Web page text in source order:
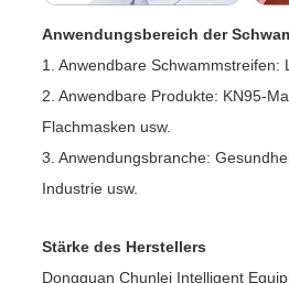
Anwendungsbereich der
1. Anwendbare Schwammstreifen:
2. Anwendbare Produkte: KN95-
Flachmasken usw.
3. Anwendungsbranche:
Industrie usw.
Stärke des Herstellers
Dongguan Chunlei Intelligent